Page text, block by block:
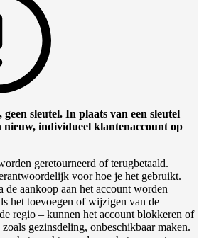
sleutel. In plaats van een sleutel
nieuw, individueel klantenaccount op
geretourneerd of terugbetaald.
voor hoe je het gebruikt.
de aankoop aan het account worden
het toevoegen of wijzigen van de
regio – kunnen het account blokkeren of
gezinsdeling, onbeschikbaar maken.